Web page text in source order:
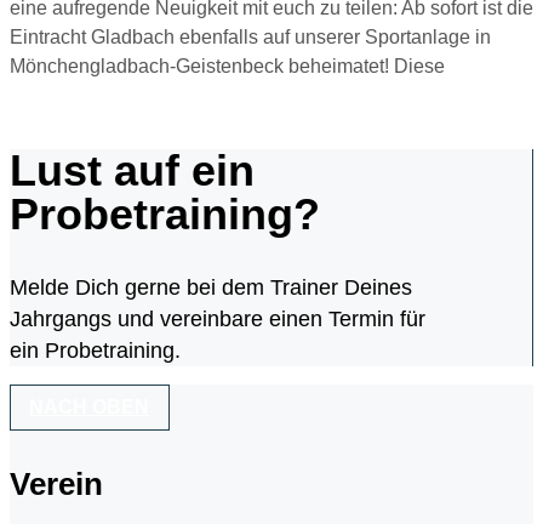
eine aufregende Neuigkeit mit euch zu teilen: Ab sofort ist die
Eintracht Gladbach ebenfalls auf unserer Sportanlage in
Mönchengladbach-Geistenbeck beheimatet! Diese
Lust auf ein
Probetraining?
Melde Dich gerne bei dem Trainer Deines
Jahrgangs und vereinbare einen Termin für
ein Probetraining.
Verein